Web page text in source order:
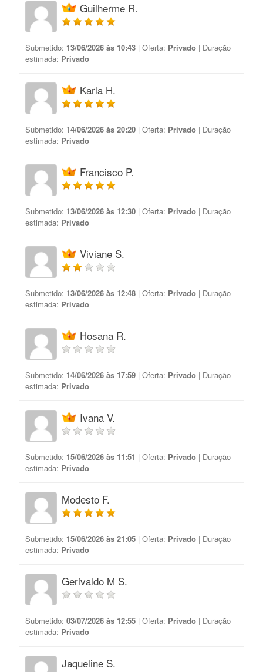
Guilherme R.
Submetido: 13/06/2026 às 10:43 | Oferta: Privado | Duração
estimada: Privado
Karla H.
Submetido: 14/06/2026 às 20:20 | Oferta: Privado | Duração
estimada: Privado
Francisco P.
Submetido: 13/06/2026 às 12:30 | Oferta: Privado | Duração
estimada: Privado
Viviane S.
Submetido: 13/06/2026 às 12:48 | Oferta: Privado | Duração
estimada: Privado
Hosana R.
Submetido: 14/06/2026 às 17:59 | Oferta: Privado | Duração
estimada: Privado
Ivana V.
Submetido: 15/06/2026 às 11:51 | Oferta: Privado | Duração
estimada: Privado
Modesto F.
Submetido: 15/06/2026 às 21:05 | Oferta: Privado | Duração
estimada: Privado
Gerivaldo M S.
Submetido: 03/07/2026 às 12:55 | Oferta: Privado | Duração
estimada: Privado
Jaqueline S.